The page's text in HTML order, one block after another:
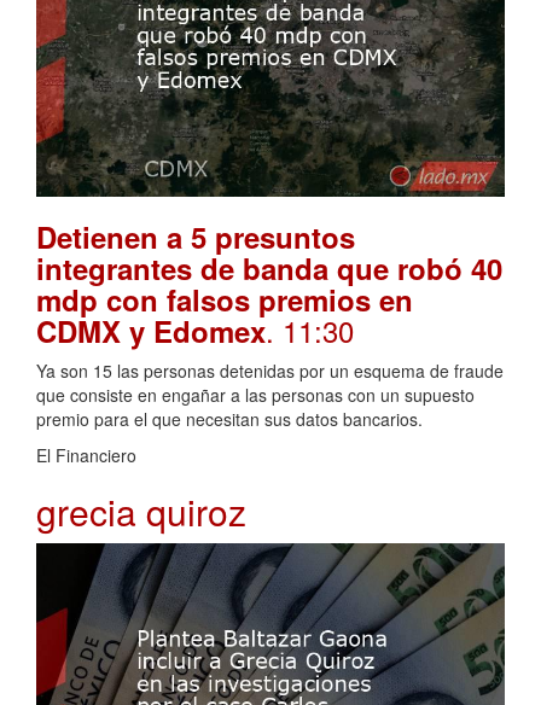
Detienen a 5 presuntos
integrantes de banda que robó 40
mdp con falsos premios en
CDMX y Edomex. 11:30
Ya son 15 las personas detenidas por un esquema de fraude
que consiste en engañar a las personas con un supuesto
premio para el que necesitan sus datos bancarios.
El Financiero
grecia quiroz